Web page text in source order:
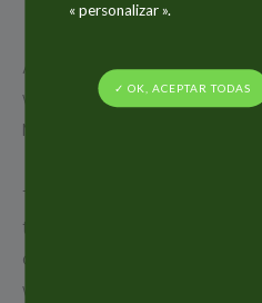
ALLTUB Group will be
which will take place from
Madrid in Spain.
The Alltub Group, the world
tubes and a key supplier of
aluminium aerosol cans, is
worldwide this year in order
« personalizar ».
✓ OK, ACEPTAR TODAS